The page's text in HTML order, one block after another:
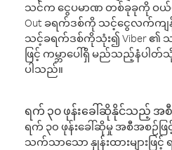
သင်က ငွေပမာဏ တစ်ခုခုကို ဝယ်
Out ခရက်ဒစ်ကို သင့်ငွေလက်က
သင့်ခရက်ဒစ်ကိုသုံး၍ Viber ၏ သ
ဖြင့် ကမ္ဘာပေါ်ရှိ မည်သည့်နံပါတ်
ပါသည်။
ရက် ၃၀ ဖုန်းခေါ်ဆိုနိုင်သည့် အစီ
ရက် ၃၀ ဖုန်းခေါ်ဆိုမှု အစီအစဉ်ဖ
သက်သာသော နှုန်းထားများဖြ